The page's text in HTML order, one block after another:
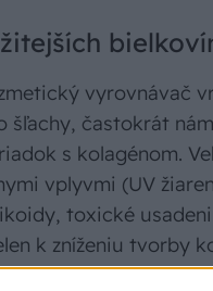
vyrovnávač
častokrát
s kolagénom.
vplyvmi (UV
toxické
k zníženiu tvorby
prejaví na